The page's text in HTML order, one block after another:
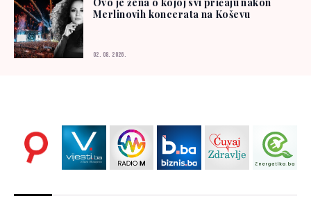
Merlinovih koncerata na Koševu
02. 08. 2026.